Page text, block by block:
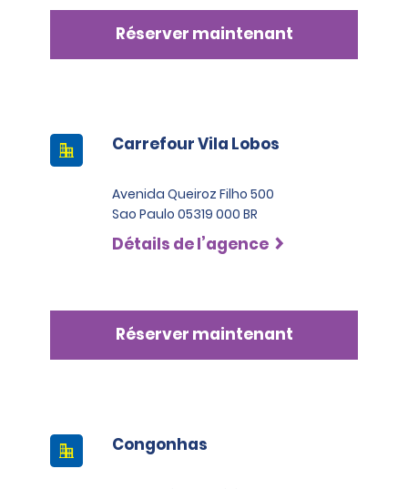
Réserver maintenant
Carrefour Vila Lobos
Avenida Queiroz Filho 500
Sao Paulo 05319 000 BR
Détails de l’agence
Réserver maintenant
Congonhas